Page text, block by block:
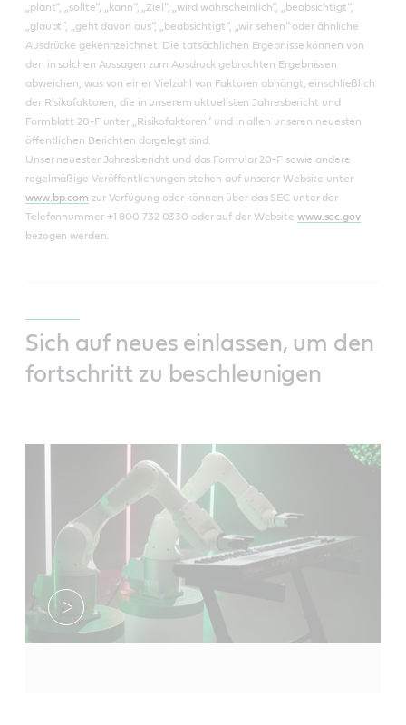
„plant“, „sollte“, „kann“, „Ziel“, „wird wahrscheinlich“, „beabsichtigt“,
„glaubt“, „geht davon aus“, „beabsichtigt“, „wir sehen“ oder ähnliche
Ausdrücke gekennzeichnet. Die tatsächlichen Ergebnisse können von
den in solchen Aussagen zum Ausdruck gebrachten Ergebnissen
abweichen, was von einer Vielzahl von Faktoren abhängt, einschließlich
der Risikofaktoren, die in unserem aktuellsten Jahresbericht und
Formblatt 20-F unter „Risikofaktoren“ und in allen unseren neuesten
öffentlichen Berichten dargelegt sind.
Unser neuester Jahresbericht und das Formular 20-F sowie andere
regelmäßige Veröffentlichungen stehen auf unserer Website unter
www.bp.com zur Verfügung oder können über das SEC unter der
Telefonnummer +1 800 732 0330 oder auf der Website www.sec.gov
bezogen werden.
Sich auf neues einlassen, um den
fortschritt zu beschleunigen